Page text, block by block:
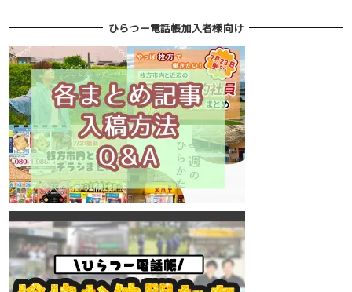
ひらつー電話帳加入者様向け